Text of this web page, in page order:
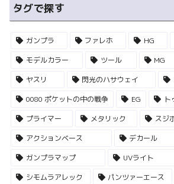
タグで探す
ガンプラ ファレホ HG
モデルカラー
ツール MG
ヤスリ
閃光のハサウェイ
0080 ポケットの中の戦争
EG
プライマー
メタリック スジ
アクションベース
デカール
ガンプラマップ
UVライト
シモムラアレック
パンツァーエース